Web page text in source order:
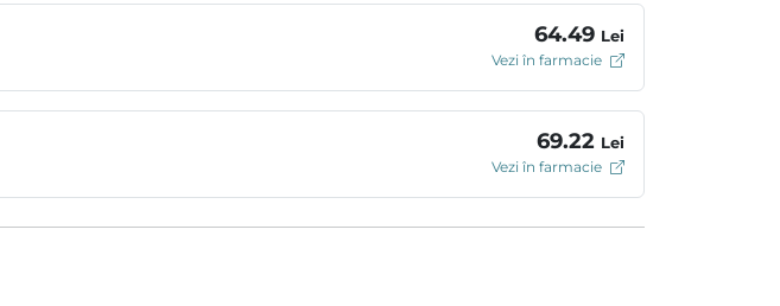
64.49 Lei
Vezi în farmacie
69.22 Lei
Vezi în farmacie